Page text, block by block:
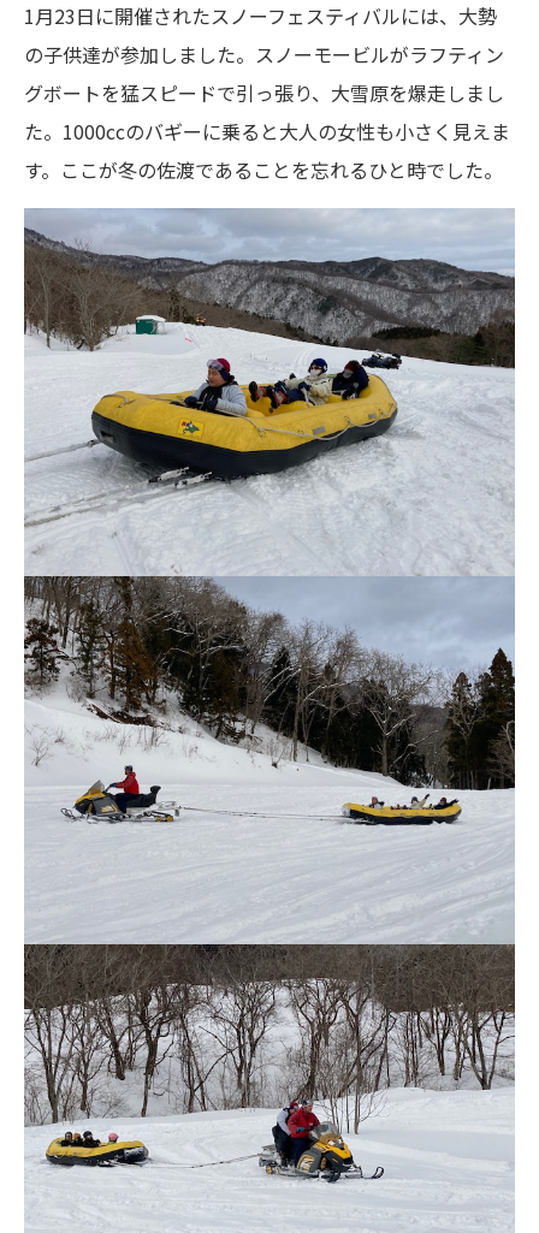
1月23日に開催されたスノーフェスティバルには、大勢
の子供達が参加しました。スノーモービルがラフティン
グボートを猛スピードで引っ張り、大雪原を爆走しまし
た。1000ccのバギーに乗ると大人の女性も小さく見えま
す。ここが冬の佐渡であることを忘れるひと時でした。